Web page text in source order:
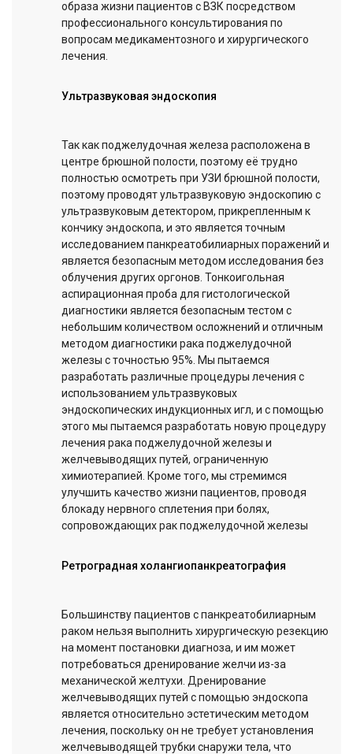
образа жизни пациентов с ВЗК посредством
профессионального консультирования по
вопросам медикаментозного и хирургического
лечения.
Ультразвуковая эндоскопия
Так как поджелудочная железа расположена в
центре брюшной полости, поэтому её трудно
полностью осмотреть при УЗИ брюшной полости,
поэтому проводят ультразвуковую эндоскопию с
ультразвуковым детектором, прикрепленным к
кончику эндоскопа, и это является точным
исследованием панкреатобилиарных поражений и
является безопасным методом исследования без
облучения других оргонов. Тонкоигольная
аспирационная проба для гистологической
диагностики является безопасным тестом с
небольшим количеством осложнений и отличным
методом диагностики рака поджелудочной
железы с точностью 95%. Мы пытаемся
разработать различные процедуры лечения с
использованием ультразвуковых
эндоскопических индукционных игл, и с помощью
этого мы пытаемся разработать новую процедуру
лечения рака поджелудочной железы и
желчевыводящих путей, ограниченную
химиотерапией. Кроме того, мы стремимся
улучшить качество жизни пациентов, проводя
блокаду нервного сплетения при болях,
сопровождающих рак поджелудочной железы
Ретроградная холангиопанкреатография
Большинству пациентов с панкреатобилиарным
раком нельзя выполнить хирургическую резекцию
на момент постановки диагноза, и им может
потребоваться дренирование желчи из-за
механической желтухи. Дренирование
желчевыводящих путей с помощью эндоскопа
является относительно эстетическим методом
лечения, поскольку он не требует установления
желчевыводящей трубки снаружи тела, что